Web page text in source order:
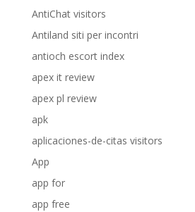
AntiChat visitors
Antiland siti per incontri
antioch escort index
apex it review
apex pl review
apk
aplicaciones-de-citas visitors
App
app for
app free